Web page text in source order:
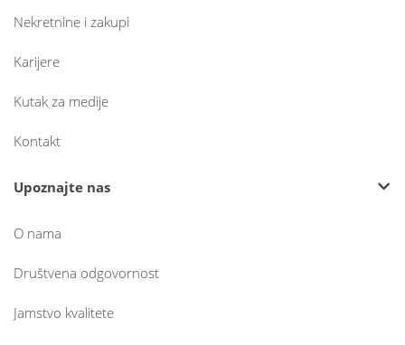
Nekretnine i zakupi
Karijere
Kutak za medije
Kontakt
Upoznajte nas
O nama
Društvena odgovornost
Jamstvo kvalitete